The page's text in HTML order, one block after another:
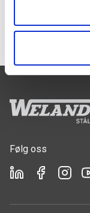
Skorsteinsplattform
Følg oss